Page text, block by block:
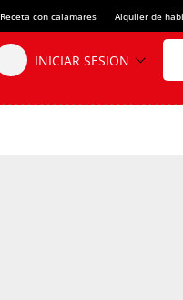
Receta con calamares Alquiler de